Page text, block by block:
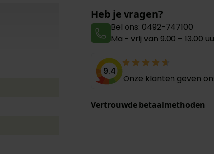
Heb je vragen?
Bel ons: 0492-747100
Ma - vrij van 9.00 – 13.00
9.4
Onze klanten geven
Vertrouwde betaalmethoden